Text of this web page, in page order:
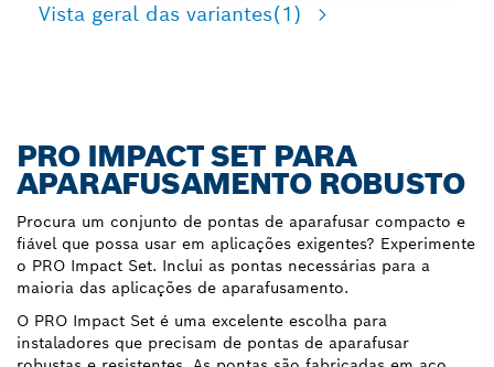
Vista geral das variantes(1)
PRO IMPACT SET PARA
APARAFUSAMENTO ROBUSTO
Procura um conjunto de pontas de aparafusar compacto e
fiável que possa usar em aplicações exigentes? Experimente
o PRO Impact Set. Inclui as pontas necessárias para a
maioria das aplicações de aparafusamento.
O PRO Impact Set é uma excelente escolha para
instaladores que precisam de pontas de aparafusar